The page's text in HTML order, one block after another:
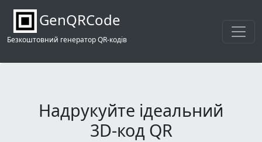
GenQRCode
Безкоштовний генератор QR-кодів
Надрукуйте ідеальний
3D-код QR